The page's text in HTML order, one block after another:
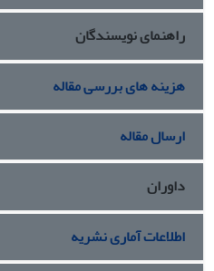
راهنمای نویسندگان
هزینه های بررسی مقاله
ارسال مقاله
داوران
اطلاعات آماری نشریه